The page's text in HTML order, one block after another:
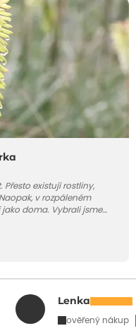
existují rostliny,
v rozpáleném
doma. Vybrali jsme
zvládnou horké a suché
podívat, které to jsou.
Lenka
ověřený nákup